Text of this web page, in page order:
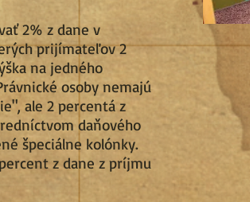
2% z dane v
prijímateľov 2
na jedného
osoby nemajú
ale 2 percentá z
daňového
špeciálne kolónky.
z dane z príjmu